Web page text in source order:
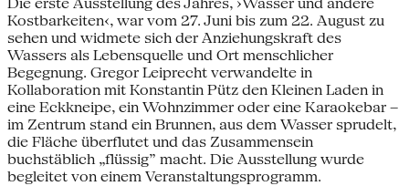
Kostbarkeiten‹, war vom 27. Juni bis zum 22. August zu
sehen und widmete sich der Anziehungskraft des
Wassers als Lebensquelle und Ort menschlicher
Begegnung. Gregor Leiprecht verwandelte in
Kollaboration mit Konstantin Pütz den Kleinen Laden in
eine Eckkneipe, ein Wohnzimmer oder eine Karaokebar –
im Zentrum stand ein Brunnen, aus dem Wasser sprudelt,
die Fläche überflutet und das Zusammensein
buchstäblich „flüssig” macht. Die Ausstellung wurde
begleitet von einem Veranstaltungsprogramm.